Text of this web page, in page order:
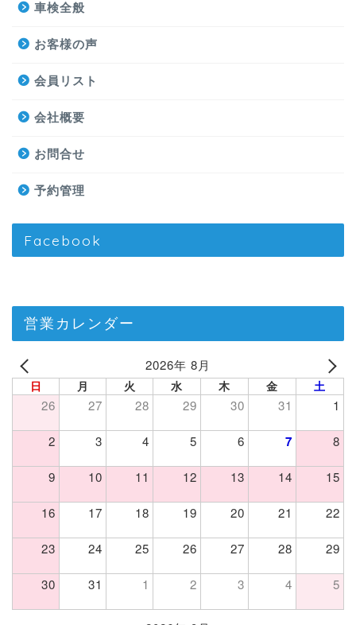
車検全般
お客様の声
会員リスト
会社概要
お問合せ
予約管理
Facebook
営業カレンダー
2026年 8月
日 月 火 水 木 金 土
26 27 28 29 30 31 1
2 3 4 5 6 7 8
9 10 11 12 13 14 15
16 17 18 19 20 21 22
23 24 25 26 27 28 29
30 31 1 2 3 4 5